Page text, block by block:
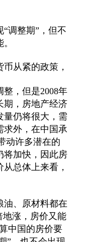
调整期”，但不
从紧的政策，
，但是2008年
期，房地产经济
量仍将很大，需
求外，在中国承
动许多潜在的
将加快，因此房
总体上来看，
油、原材料都在
地涨，房价又能
中国的房价要